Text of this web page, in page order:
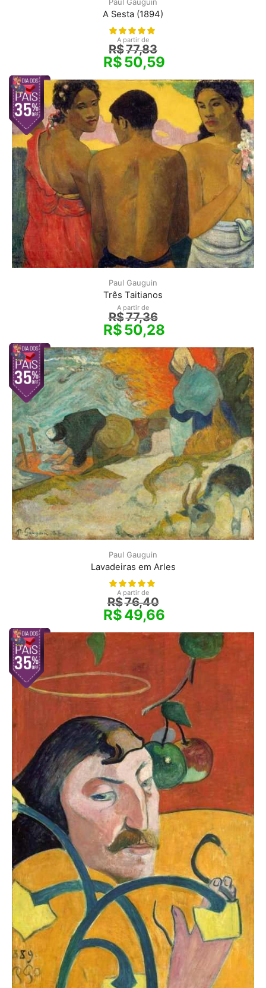
A Sesta (1894)
A partir de
R$77,83
R$50,59
Paul Gauguin
Três Taitianos
A partir de
R$77,36
R$50,28
Paul Gauguin
Lavadeiras em Arles
A partir de
R$76,40
R$49,66